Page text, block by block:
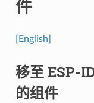
件
[English]
移至 ESP-
的组件